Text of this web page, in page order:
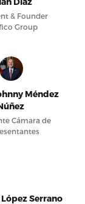
& Founder
Group
Méndez
Cámara de
Serrano